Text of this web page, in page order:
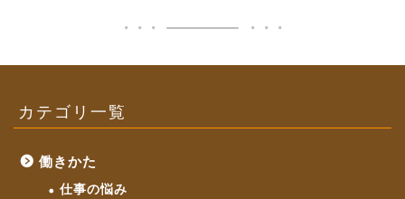
カテゴリ一覧
働きかた
仕事の悩み